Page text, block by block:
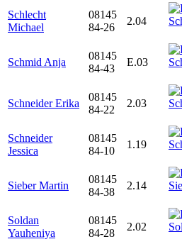
Schlecht
Michael
08145
84-26
2.04
Schmid Anja
08145
84-43
E.03
Schneider Erika
08145
84-22
2.03
Schneider
Jessica
08145
84-10
1.19
Sieber Martin
08145
84-38
2.14
Soldan
Yauheniya
08145
84-28
2.02